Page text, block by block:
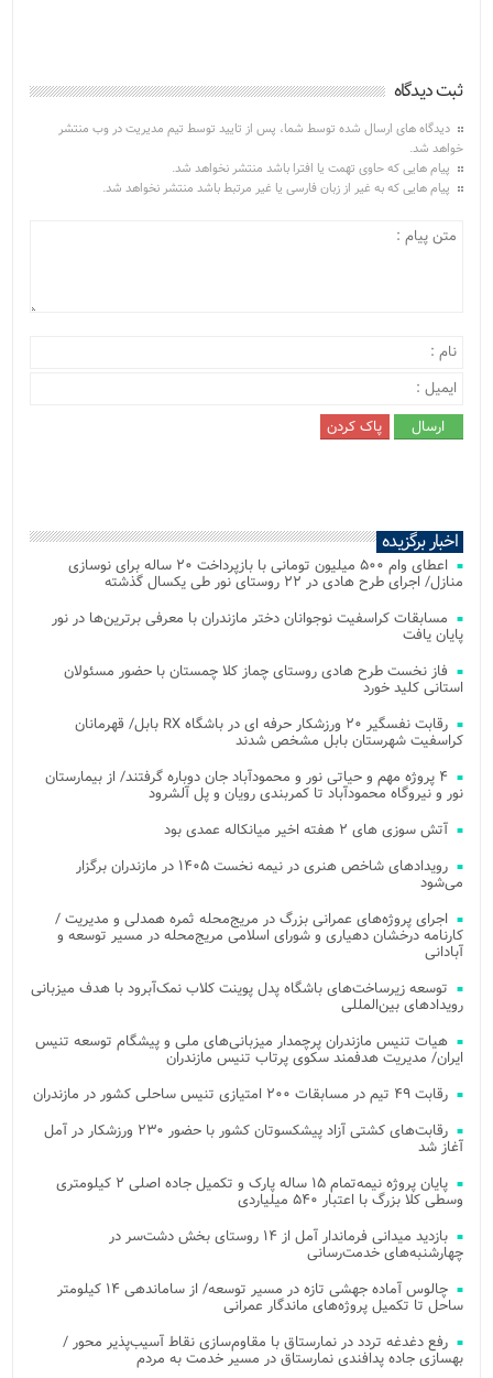
ثبت دیدگاه
دیدگاه های ارسال شده توسط شما، پس از تایید توسط تیم مدیریت در وب منتشر
خواهد شد.
پیام هایی که حاوی تهمت یا افترا باشد منتشر نخواهد شد.
پیام هایی که به غیر از زبان فارسی یا غیر مرتبط باشد منتشر نخواهد شد.
اخبار برگزیده
اعطای وام ۵۰۰ میلیون تومانی با بازپرداخت ۲۰ ساله برای نوسازی
منازل/ اجرای طرح هادی در ۲۲ روستای نور طی یکسال گذشته
مسابقات کراسفیت نوجوانان دختر مازندران با معرفی برترین‌ها در نور
پایان یافت
فاز نخست طرح هادی روستای چماز کلا چمستان با حضور مسئولان
استانی کلید خورد
رقابت نفسگیر ۲۰ ورزشکار حرفه ای در باشگاه RX بابل/ قهرمانان
کراسفیت شهرستان بابل مشخص شدند
۴ پروژه مهم و حیاتی نور و محمودآباد جان دوباره گرفتند/ از بیمارستان
نور و نیروگاه محمودآباد تا کمربندی رویان و پل آلشرود
آتش‌ سوزی‌ های ۲ هفته اخیر میانکاله عمدی بود
رویدادهای شاخص هنری در نیمه نخست ۱۴۰۵ در مازندران برگزار
می‌شود
اجرای پروژه‌های عمرانی بزرگ در مریج‌محله ثمره همدلی و مدیریت /
کارنامه درخشان دهیاری و شورای اسلامی مریج‌محله در مسیر توسعه و
آبادانی
توسعه زیرساخت‌های باشگاه پدل پوینت کلاب نمک‌آبرود با هدف میزبانی
رویدادهای بین‌المللی
هیات تنیس مازندران پرچمدار میزبانی‌های ملی و پیشگام توسعه تنیس
ایران/ مدیریت هدفمند سکوی پرتاب تنیس مازندران
رقابت ۴۹ تیم در مسابقات ۲۰۰ امتیازی تنیس ساحلی کشور در مازندران
رقابت‌های کشتی آزاد پیشکسوتان کشور با حضور ۲۳۰ ورزشکار در آمل
آغاز شد
پایان پروژه نیمه‌تمام ۱۵ ساله پارک و تکمیل جاده اصلی ۲ کیلومتری
وسطی کلا بزرگ با اعتبار ۵۴۰ میلیاردی
بازدید میدانی فرماندار آمل از ۱۴ روستای بخش دشت‌سر در
چهارشنبه‌های خدمت‌رسانی
چالوس آماده جهشی تازه در مسیر توسعه/ از ساماندهی ۱۴ کیلومتر
ساحل تا تکمیل پروژه‌های ماندگار عمرانی
رفع دغدغه تردد در نمارستاق با مقاوم‌سازی نقاط آسیب‌پذیر محور /
بهسازی جاده پدافندی نمارستاق در مسیر خدمت به مردم